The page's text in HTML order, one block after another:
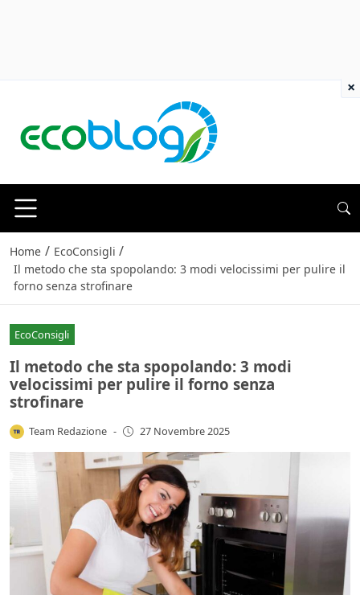
Home / EcoConsigli /
Il metodo che sta spopolando: 3 modi velocissimi per pulire il
forno senza strofinare
EcoConsigli
Il metodo che sta spopolando: 3 modi
velocissimi per pulire il forno senza
strofinare
Team Redazione - 27 Novembre 2025
×